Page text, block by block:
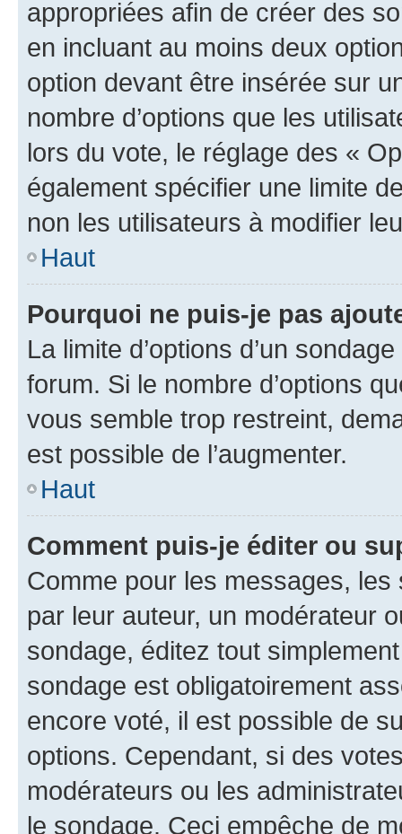
appropriées afin de créer des
en incluant au moins deux
option devant être insérée sur
nombre d’options que les
lors du vote, le réglage des «
également spécifier une limite
non les utilisateurs à modifier
Haut
Pourquoi ne puis-je pas
La limite d’options d’un
forum. Si le nombre d’options
vous semble trop restreint,
est possible de l’augmenter.
Haut
Comment puis-je éditer ou
Comme pour les messages,
par leur auteur, un modérateur
sondage, éditez tout
sondage est obligatoirement
encore voté, il est possible de
options. Cependant, si des
modérateurs ou les
le sondage. Ceci empêche de